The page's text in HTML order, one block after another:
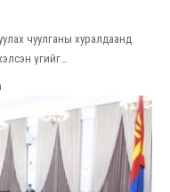
чуулганы хуралдаанд
үгийг…